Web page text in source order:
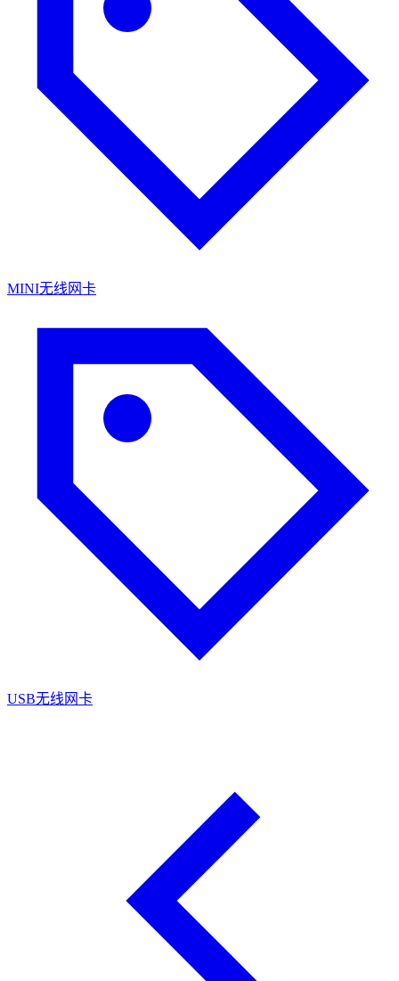
MINI无线网卡
USB无线网卡